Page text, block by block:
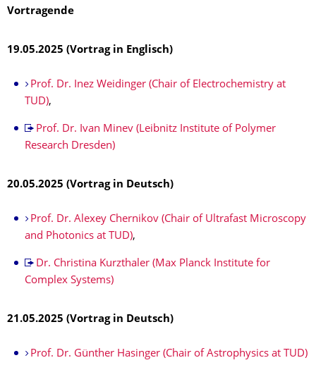
Vortragende
19.05.2025 (Vortrag in Englisch)
Prof. Dr. Inez Weidinger (Chair of Electrochemistry at
TUD),
Prof. Dr. Ivan Minev (Leibnitz Institute of Polymer
Research Dresden)
20.05.2025 (Vortrag in Deutsch)
Prof. Dr. Alexey Chernikov (Chair of Ultrafast Microscopy
and Photonics at TUD),
Dr. Christina Kurzthaler (Max Planck Institute for
Complex Systems)
21.05.2025 (Vortrag in Deutsch)
Prof. Dr. Günther Hasinger (Chair of Astrophysics at TUD)